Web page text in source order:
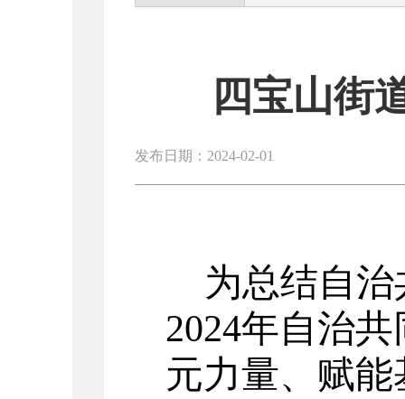
四宝山街
发布日期：2024-02-01
为总结自
2024年自治共
元力量、赋